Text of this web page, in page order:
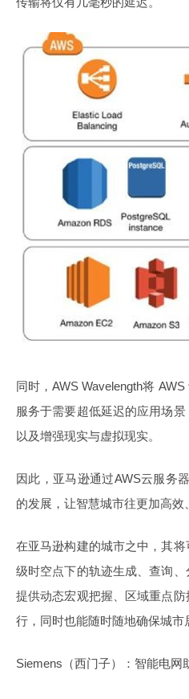
同时，AWS Wavelength将
服务于需要超低延迟的应用场
以及增强现实与虚拟现实。
因此，亚马逊通过AWS云服务
的发展，让智慧城市往更加高效
在亚马逊构建的城市之中，其
级时空点下的轨迹生成、查询
提供动态宏观把握、区域重点
行，同时也能随时随地确保城市
Siemens（西门子）：智能电网